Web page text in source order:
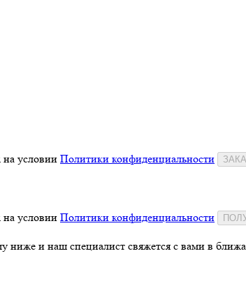
условии Политики конфиденциальности
условии Политики конфиденциальности
ниже и наш специалист свяжется с вами в